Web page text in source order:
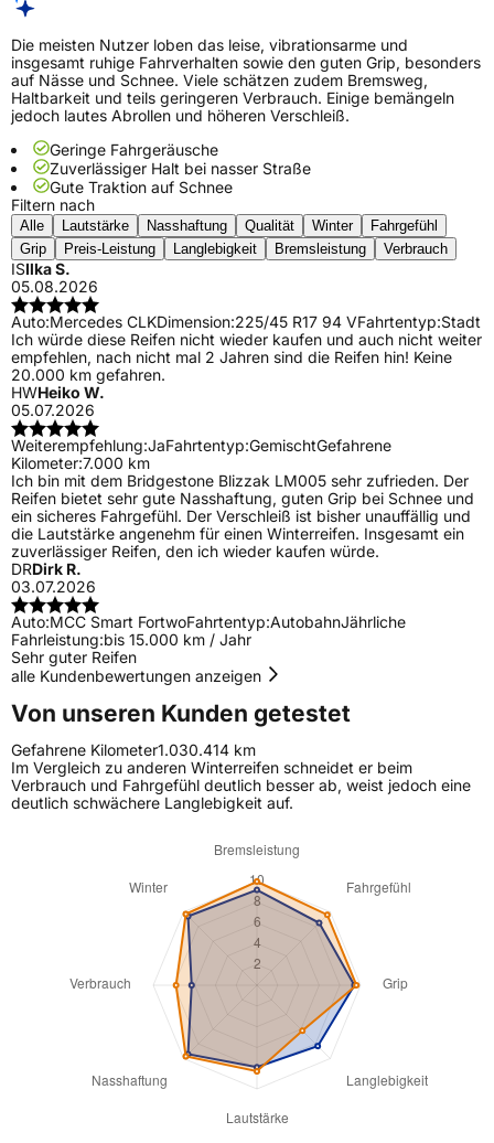
Die meisten Nutzer loben das leise, vibrationsarme und
insgesamt ruhige Fahrverhalten sowie den guten Grip, besonders
auf Nässe und Schnee. Viele schätzen zudem Bremsweg,
Haltbarkeit und teils geringeren Verbrauch. Einige bemängeln
jedoch lautes Abrollen und höheren Verschleiß.
Geringe Fahrgeräusche
Zuverlässiger Halt bei nasser Straße
Gute Traktion auf Schnee
Filtern nach
Alle Lautstärke Nasshaftung Qualität Winter
Fahrgefühl
Grip
Preis-Leistung Langlebigkeit Bremsleistung Verbrauch
ISIlka S.
05.08.2026
Auto:Mercedes CLKDimension:225/45 R17 94 VFahrtentyp:Stadt
Ich würde diese Reifen nicht wieder kaufen und auch nicht weiter
empfehlen, nach nicht mal 2 Jahren sind die Reifen hin! Keine
20.000 km gefahren.
HWHeiko W.
05.07.2026
Weiterempfehlung:JaFahrtentyp:GemischtGefahrene
Kilometer:7.000 km
Ich bin mit dem Bridgestone Blizzak LM005 sehr zufrieden. Der
Reifen bietet sehr gute Nasshaftung, guten Grip bei Schnee und
ein sicheres Fahrgefühl. Der Verschleiß ist bisher unauffällig und
die Lautstärke angenehm für einen Winterreifen. Insgesamt ein
zuverlässiger Reifen, den ich wieder kaufen würde.
DRDirk R.
03.07.2026
Auto:MCC Smart FortwoFahrtentyp:AutobahnJährliche
Fahrleistung:bis 15.000 km / Jahr
Sehr guter Reifen
alle Kundenbewertungen anzeigen
Von unseren Kunden getestet
Gefahrene Kilometer1.030.414 km
Im Vergleich zu anderen Winterreifen schneidet er beim
Verbrauch und Fahrgefühl deutlich besser ab, weist jedoch eine
deutlich schwächere Langlebigkeit auf.